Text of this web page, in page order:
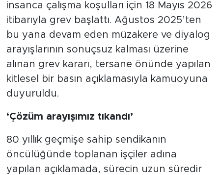
insanca çalışma koşulları için 18 Mayıs 2026
itibarıyla grev başlattı. Ağustos 2025’ten
bu yana devam eden müzakere ve diyalog
arayışlarının sonuçsuz kalması üzerine
alınan grev kararı, tersane önünde yapılan
kitlesel bir basın açıklamasıyla kamuoyuna
duyuruldu.
‘Çözüm arayışımız tıkandı’
80 yıllık geçmişe sahip sendikanın
öncülüğünde toplanan işçiler adına
yapılan açıklamada, sürecin uzun süredir